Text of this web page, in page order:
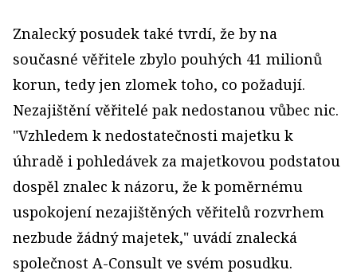
Znalecký posudek také tvrdí, že by na
současné věřitele zbylo pouhých 41 milionů
korun, tedy jen zlomek toho, co požadují.
Nezajištění věřitelé pak nedostanou vůbec nic.
"Vzhledem k nedostatečnosti majetku k
úhradě i pohledávek za majetkovou podstatou
dospěl znalec k názoru, že k poměrnému
uspokojení nezajištěných věřitelů rozvrhem
nezbude žádný majetek," uvádí znalecká
společnost A-Consult ve svém posudku.